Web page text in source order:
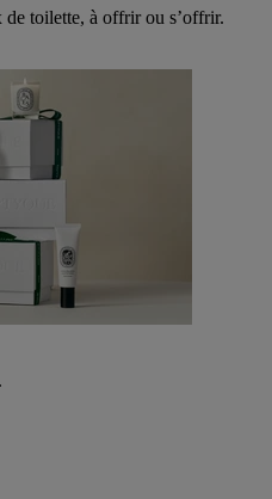
toilette, à offrir ou s’offrir.